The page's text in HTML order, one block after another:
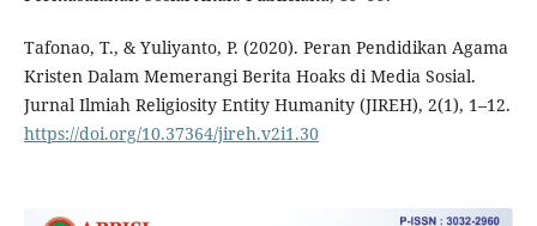
Tafonao, T., & Yuliyanto, P. (2020). Peran Pendidikan Agama
Kristen Dalam Memerangi Berita Hoaks di Media Sosial.
Jurnal Ilmiah Religiosity Entity Humanity (JIREH), 2(1), 1–12.
https://doi.org/10.37364/jireh.v2i1.30